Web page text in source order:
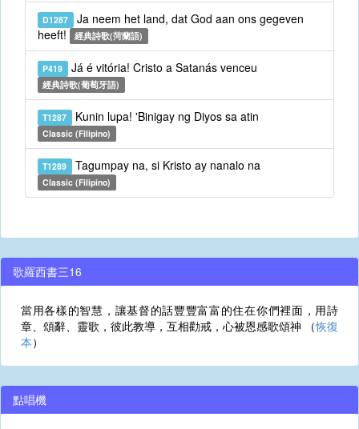
D1287 Ja neem het land, dat God aan ons gegeven
heeft!
經典詩歌(菏蘭語)
P419 Já é vitória! Cristo a Satanás venceu
經典詩歌(葡萄牙語)
T1287 Kunin lupa! 'Binigay ng Diyos sa atin
Classic (Filipino)
T1289 Tagumpay na, si Kristo ay nanalo na
Classic (Filipino)
歌羅西書三16
當用各樣的智慧，讓基督的話豐豐富富的住在你們裡面，用詩
章、頌辭、靈歌，彼此教導，互相勸戒，心被恩感歌頌神 （恢復
本）
點唱機